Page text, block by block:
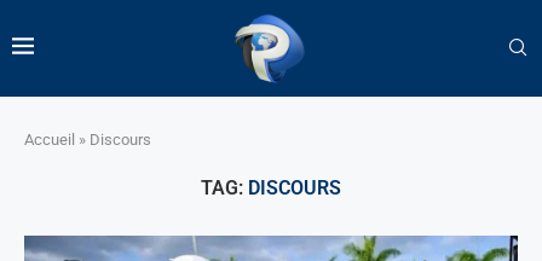
Accueil » Discours
TAG: DISCOURS